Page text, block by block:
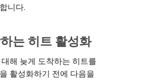
니다.
는 히트 활성화
해 늦게 도착하는 히트를
활성화하기 전에 다음을